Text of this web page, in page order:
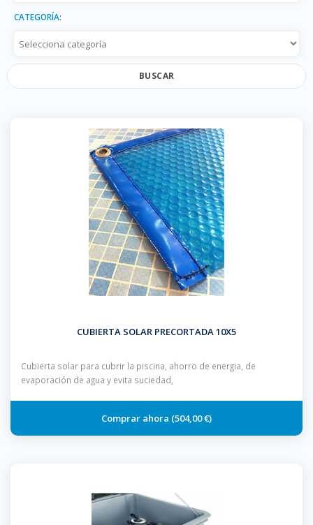
CATEGORÍA:
BUSCAR
CUBIERTA SOLAR PRECORTADA 10X5
Cubierta solar para cubrir la piscina, ahorro de energia, de
evaporación de agua y evita suciedad,
504,00 €